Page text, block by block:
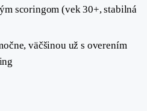
scoringom (vek 30+, stabilná
väčšinou už s overením